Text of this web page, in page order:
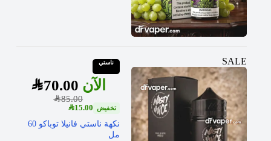
SALE ناستي
SAR85.00
SAR70.00
SAR15.00
نكهة ناستي فانيلا توباكو 60
مل